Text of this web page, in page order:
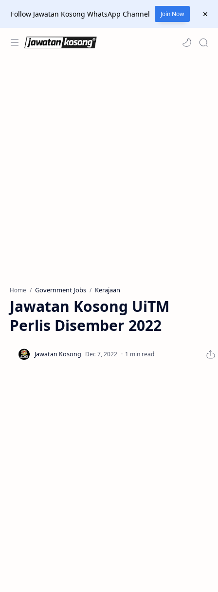
Follow Jawatan Kosong WhatsApp Channel Join Now
Home Government Jobs Kerajaan
Jawatan Kosong UiTM
Perlis Disember 2022
1 min read